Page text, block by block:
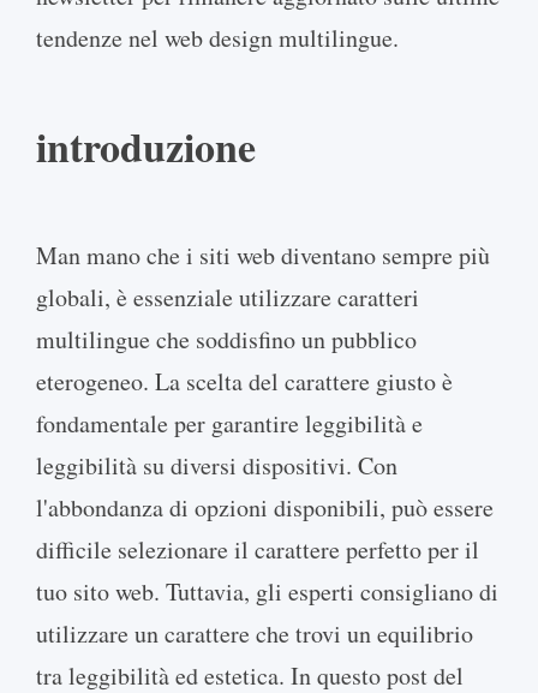
tendenze nel web design multilingue.
introduzione
Man mano che i siti web diventano sempre più
globali, è essenziale utilizzare caratteri
multilingue che soddisfino un pubblico
eterogeneo. La scelta del carattere giusto è
fondamentale per garantire leggibilità e
leggibilità su diversi dispositivi. Con
l'abbondanza di opzioni disponibili, può essere
difficile selezionare il carattere perfetto per il
tuo sito web. Tuttavia, gli esperti consigliano di
utilizzare un carattere che trovi un equilibrio
tra leggibilità ed estetica. In questo post del